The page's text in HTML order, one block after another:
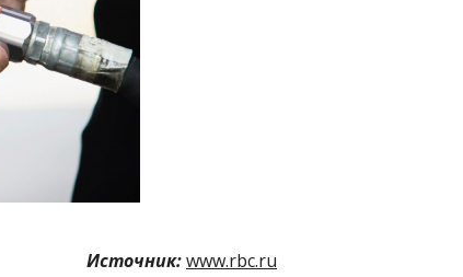
Источник:www.rbc.ru